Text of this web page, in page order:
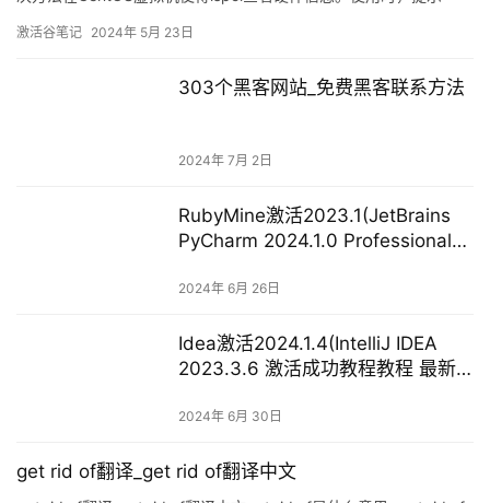
现我的系
激活谷笔记 2024年 5月 23日
303个黑客网站_免费黑客联系方法
2024年 7月 2日
RubyMine激活2023.1(JetBrains
PyCharm 2024.1.0 Professional
2024年 6月 26日
Idea激活2024.1.4(IntelliJ IDEA
2023.3.6 激活成功教程教程 最新
活 支持Mac 亲测可用)
2024年 6月 30日
get rid of翻译_get rid of翻译中文